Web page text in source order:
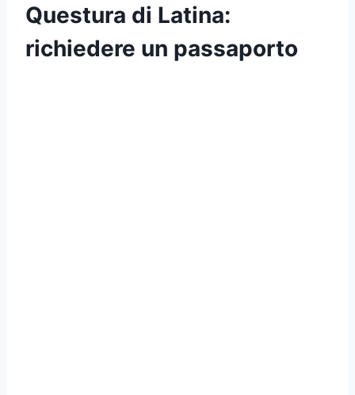
Questura di Latina:
richiedere un passaporto